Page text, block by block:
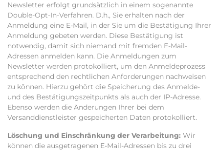
Newsletter erfolgt grundsätzlich in einem sogenannte
Double-Opt-In-Verfahren. D.h., Sie erhalten nach der
Anmeldung eine E-Mail, in der Sie um die Bestätigung Ihrer
Anmeldung gebeten werden. Diese Bestätigung ist
notwendig, damit sich niemand mit fremden E-Mail-
Adressen anmelden kann. Die Anmeldungen zum
Newsletter werden protokolliert, um den Anmeldeprozess
entsprechend den rechtlichen Anforderungen nachweisen
zu können. Hierzu gehört die Speicherung des Anmelde-
und des Bestätigungszeitpunkts als auch der IP-Adresse.
Ebenso werden die Änderungen Ihrer bei dem
Versanddienstleister gespeicherten Daten protokolliert.
Löschung und Einschränkung der Verarbeitung: Wir
können die ausgetragenen E-Mail-Adressen bis zu drei